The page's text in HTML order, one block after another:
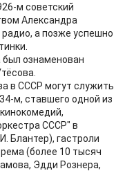
м советский
Александра
а позже успешно
был ознаменован
в СССР могут служить
м, ставшего одной из
СССР" в
Блантер), гастроли
(более 10 тысяч
Эдди Рознера,